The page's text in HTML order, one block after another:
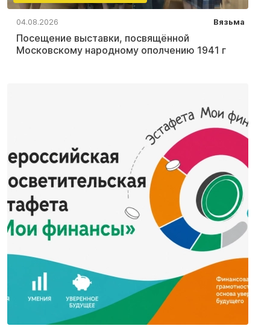
04.08.2026 Вязьма
Посещение выставки, посвящённой
Московскому народному ополчению 1941 г